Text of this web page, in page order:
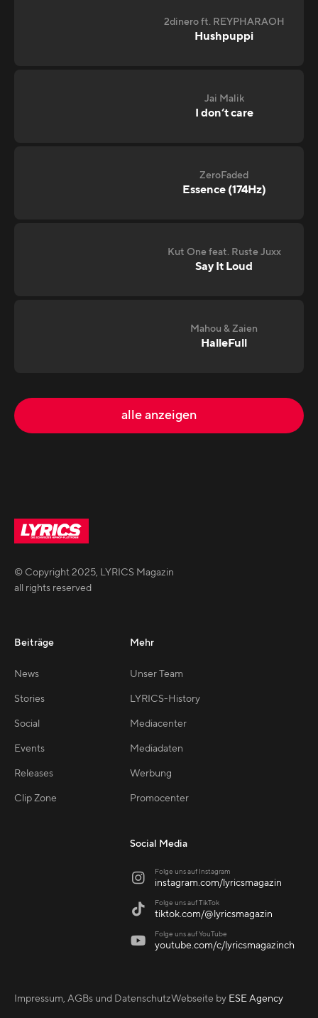
2dinero ft. REYPHARAOH
Hushpuppi
Jai Malik
I don‘t care
ZeroFaded
Essence (174Hz)
Kut One feat. Ruste Juxx
Say It Loud
Mahou & Zaien
HalleFull
alle anzeigen
© Copyright2025, LYRICS Magazin
all rights reserved
Beiträge
News
Stories
Social
Events
Releases
Clip Zone
Mehr
Unser Team
LYRICS-History
Mediacenter
Mediadaten
Werbung
Promocenter
Social Media
 Folge uns auf Instagram
instagram.com/lyricsmagazin
 Folge uns auf TikTok
tiktok.com/@lyricsmagazin
 Folge uns auf YouTube
youtube.com/c/lyricsmagazinch
Impressum, AGBs und DatenschutzWebseite by ESE Agency